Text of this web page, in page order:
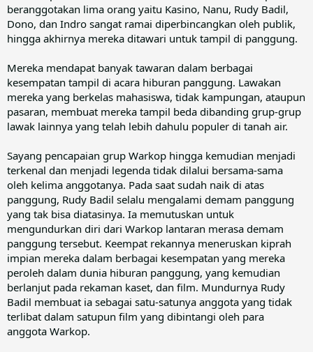
beranggotakan lima orang yaitu Kasino, Nanu, Rudy Badil,
Dono, dan Indro sangat ramai diperbincangkan oleh publik,
hingga akhirnya mereka ditawari untuk tampil di panggung.
Mereka mendapat banyak tawaran dalam berbagai
kesempatan tampil di acara hiburan panggung. Lawakan
mereka yang berkelas mahasiswa, tidak kampungan, ataupun
pasaran, membuat mereka tampil beda dibanding grup-grup
lawak lainnya yang telah lebih dahulu populer di tanah air.
Sayang pencapaian grup Warkop hingga kemudian menjadi
terkenal dan menjadi legenda tidak dilalui bersama-sama
oleh kelima anggotanya. Pada saat sudah naik di atas
panggung, Rudy Badil selalu mengalami demam panggung
yang tak bisa diatasinya. Ia memutuskan untuk
mengundurkan diri dari Warkop lantaran merasa demam
panggung tersebut. Keempat rekannya meneruskan kiprah
impian mereka dalam berbagai kesempatan yang mereka
peroleh dalam dunia hiburan panggung, yang kemudian
berlanjut pada rekaman kaset, dan film. Mundurnya Rudy
Badil membuat ia sebagai satu-satunya anggota yang tidak
terlibat dalam satupun film yang dibintangi oleh para
anggota Warkop.